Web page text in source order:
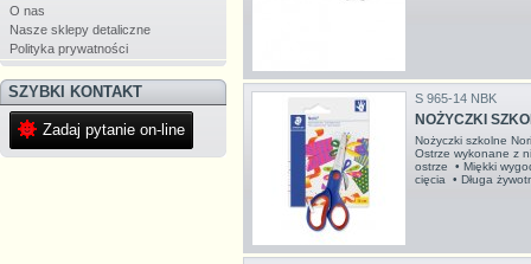
O nas
Nasze sklepy detaliczne
Polityka prywatności
SZYBKI KONTAKT
Zadaj pytanie on-line
S 965-14 NBK
NOŻYCZKI
Nożyczki szkolne
Ostrze wykonane z
ostrze • Miękki
cięcia • Długa